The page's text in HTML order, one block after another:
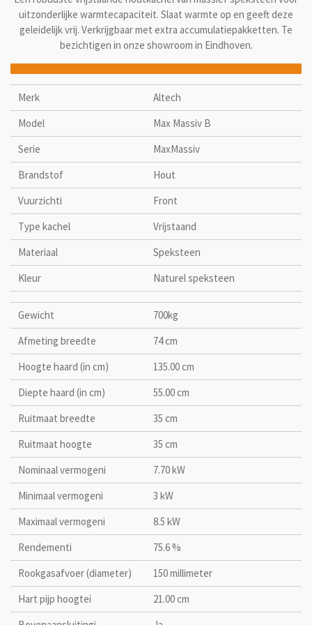
uitzonderlijke warmtecapaciteit. Slaat warmte op en geeft deze
geleidelijk vrij. Verkrijgbaar met extra accumulatiepakketten. Te
bezichtigen in onze showroom in Eindhoven.
Merk
Altech
Model
Max Massiv B
Serie
MaxMassiv
Brandstof
Hout
Vuurzichti
Front
Type kachel
Vrijstaand
Materiaal
Speksteen
Kleur
Naturel speksteen
Gewicht
700kg
Afmeting breedte
74 cm
Hoogte haard (in cm)
135.00 cm
Diepte haard (in cm)
55.00 cm
Ruitmaat breedte
35 cm
Ruitmaat hoogte
35 cm
Nominaal vermogeni
7.70 kW
Minimaal vermogeni
3 kW
Maximaal vermogeni
8.5 kW
Rendementi
75.6 %
Rookgasafvoer (diameter)
150 millimeter
Hart pijp hoogtei
21.00 cm